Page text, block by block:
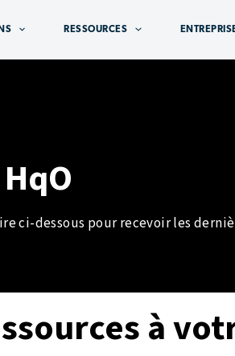
RESSOURCES
ci-dessous pour recevoir les
à